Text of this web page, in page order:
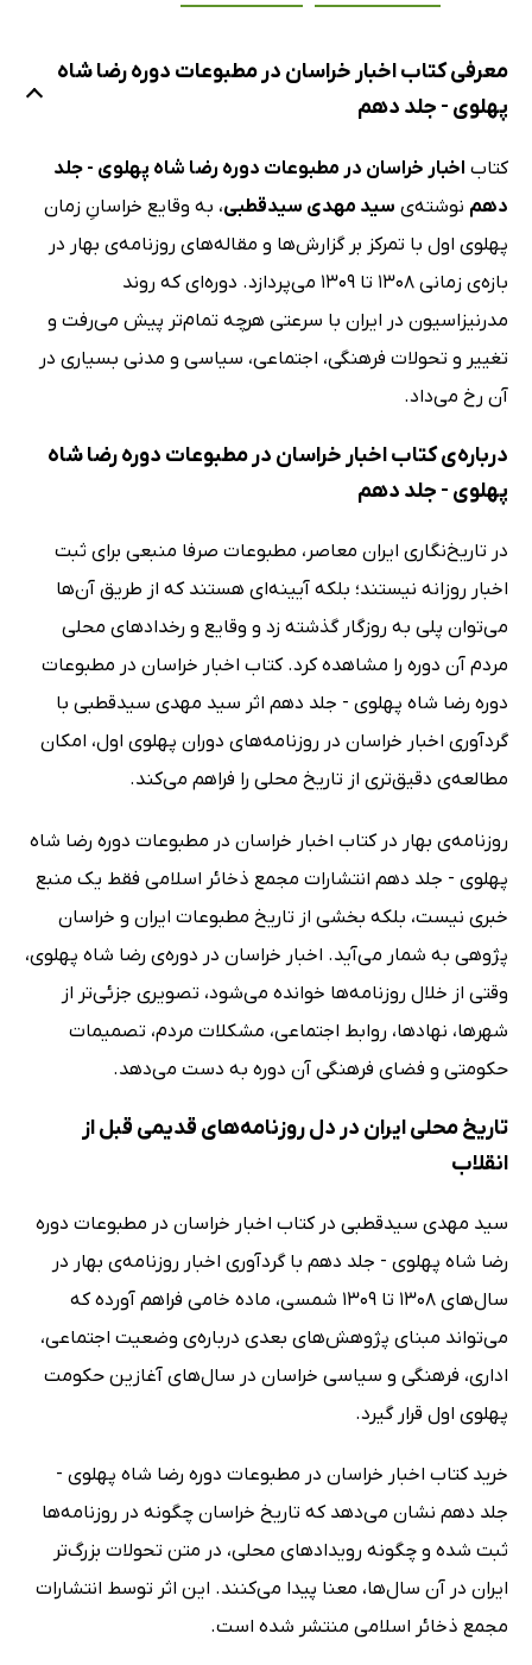
معرفی کتاب اخبار خراسان در مطبوعات دوره رضا شاه
پهلوی - جلد دهم
کتاب اخبار خراسان در مطبوعات دوره رضا شاه پهلوی - جلد
دهم نوشته‌ی سید مهدی سیدقطبی، به وقایع خراسانِ زمان
پهلوی اول با تمرکز بر گزارش‌ها و مقاله‌های روزنامه‌ی بهار در
بازه‌ی زمانی 1308 تا 1309 می‌پردازد. دوره‌ای که روند
مدرنیزاسیون در ایران با سرعتی هرچه تمام‌تر پیش می‌رفت و
تغییر و تحولات فرهنگی، اجتماعی، سیاسی و مدنی بسیاری در
آن رخ می‌داد.
درباره‌ی کتاب اخبار خراسان در مطبوعات دوره رضا شاه
پهلوی - جلد دهم
در تاریخ‌نگاری ایران معاصر، مطبوعات صرفا منبعی برای ثبت
اخبار روزانه نیستند؛ بلکه آیینه‌ای هستند که از طریق آن‌ها
می‌توان پلی به روزگار گذشته زد و وقایع و رخدادهای محلی
مردم آن دوره را مشاهده کرد. کتاب اخبار خراسان در مطبوعات
دوره رضا شاه پهلوی - جلد دهم اثر سید مهدی سیدقطبی با
گردآوری اخبار خراسان در روزنامه‌های دوران پهلوی اول، امکان
مطالعه‌ی دقیق‌تری از تاریخ محلی را فراهم می‌کند.
روزنامه‌ی بهار در کتاب اخبار خراسان در مطبوعات دوره رضا شاه
پهلوی - جلد دهم انتشارات مجمع ذخائر اسلامی فقط یک منبع
خبری نیست، بلکه بخشی از تاریخ مطبوعات ایران و خراسان
پژوهی به شمار می‌آید. اخبار خراسان در دوره‌ی رضا شاه پهلوی،
وقتی از خلال روزنامه‌ها خوانده می‌شود، تصویری جزئی‌تر از
شهرها، نهادها، روابط اجتماعی، مشکلات مردم، تصمیمات
حکومتی و فضای فرهنگی آن دوره به دست می‌دهد.
تاریخ محلی ایران در دل روزنامه‌های قدیمی قبل از
انقلاب
سید مهدی سیدقطبی در کتاب اخبار خراسان در مطبوعات دوره
رضا شاه پهلوی - جلد دهم با گردآوری اخبار روزنامه‌ی بهار در
سال‌های 1308 تا 1309 شمسی، ماده خامی فراهم آورده که
می‌تواند مبنای پژوهش‌های بعدی درباره‌ی وضعیت اجتماعی،
اداری، فرهنگی و سیاسی خراسان در سال‌های آغازین حکومت
پهلوی اول قرار گیرد.
خرید کتاب اخبار خراسان در مطبوعات دوره رضا شاه پهلوی -
جلد دهم نشان می‌دهد که تاریخ خراسان چگونه در روزنامه‌ها
ثبت شده و چگونه رویدادهای محلی، در متن تحولات بزرگ‌تر
ایران در آن سال‌ها، معنا پیدا می‌کنند. این اثر توسط انتشارات
مجمع ذخائر اسلامی منتشر شده است.